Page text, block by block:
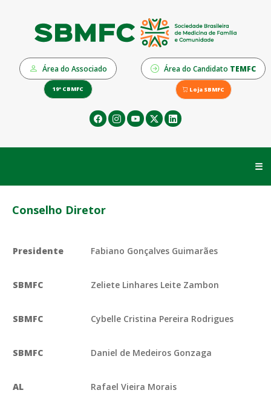
Área do Associado Área do Candidato TEMFC
19º CBMFC Loja SBMFC
☰
Conselho Diretor
Presidente Fabiano Gonçalves Guimarães
SBMFC Zeliete Linhares Leite Zambon
SBMFC Cybelle Cristina Pereira Rodrigues
SBMFC Daniel de Medeiros Gonzaga
AL Rafael Vieira Morais